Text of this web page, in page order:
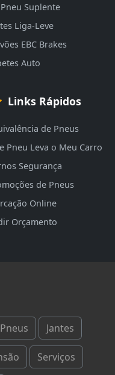
Suplente
Liga-Leve
EBC Brakes
Auto
Links Rápidos
de Pneus
Pneu Leva o Meu Carro
Segurança
de Pneus
Online
Orçamento
Jantes
Serviços